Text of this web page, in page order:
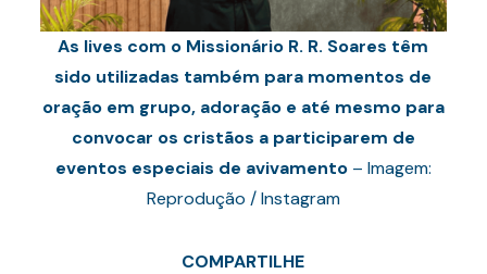
As lives com o Missionário R. R. Soares têm
sido utilizadas também para momentos de
oração em grupo, adoração e até mesmo para
convocar os cristãos a participarem de
eventos especiais de avivamento– Imagem:
Reprodução / Instagram
COMPARTILHE